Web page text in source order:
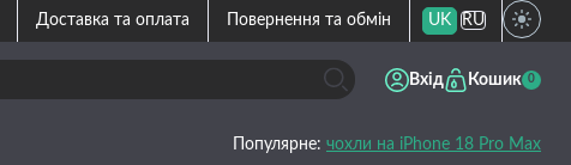
Доставка та оплата Повернення та обмін UK RU
Вхід Кошик 0
Популярне: чохли на iPhone 18 Pro Max